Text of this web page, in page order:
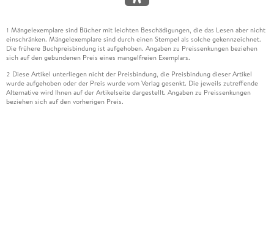
1 Mängelexemplare sind Bücher mit leichten Beschädigungen, die das Lesen aber nicht
einschränken. Mängelexemplare sind durch einen Stempel als solche gekennzeichnet.
Die frühere Buchpreisbindung ist aufgehoben. Angaben zu Preissenkungen beziehen
sich auf den gebundenen Preis eines mangelfreien Exemplars.
2 Diese Artikel unterliegen nicht der Preisbindung, die Preisbindung dieser Artikel
wurde aufgehoben oder der Preis wurde vom Verlag gesenkt. Die jeweils zutreffende
Alternative wird Ihnen auf der Artikelseite dargestellt. Angaben zu Preissenkungen
beziehen sich auf den vorherigen Preis.